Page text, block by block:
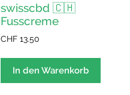
swisscbd 🇨🇭
Fusscreme
CHF 13.50
In den Warenkorb